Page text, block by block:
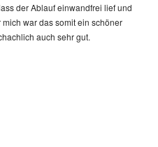
der Ablauf einwandfrei lief und
war das somit ein schöner
auch sehr gut.